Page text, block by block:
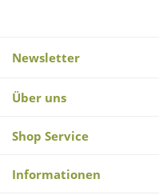
Newsletter
Über uns
Shop Service
Informationen